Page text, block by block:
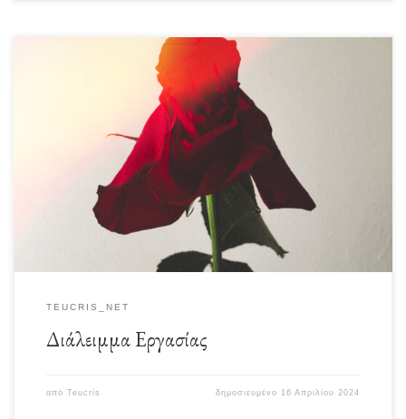
“Η αργία του καλλιτέχνη είναι εργασία και η εργασία του ανάπαυση.”
-Μπαλζάκ Κατά την άποψη του […]
TEUCRIS_NET
Διάλειμμα Εργασίας
από Teucris δημοσιευμένο 16 Απριλίου 2024